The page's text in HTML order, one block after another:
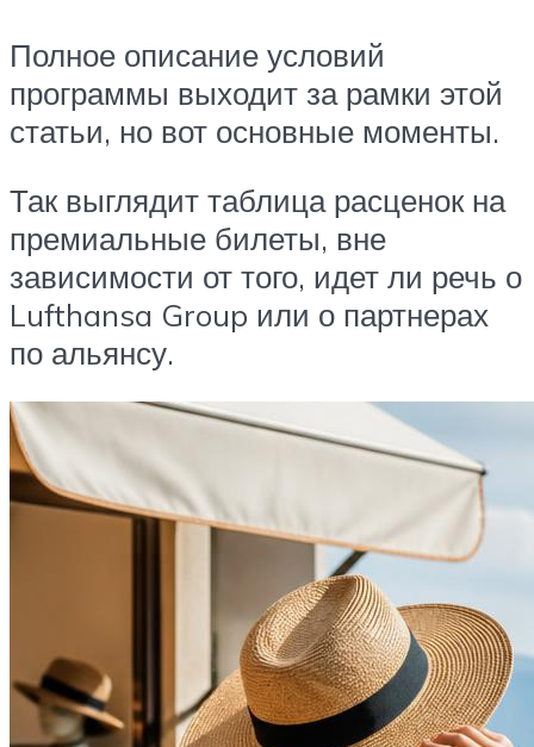
Полное описание условий
программы выходит за рамки этой
статьи, но вот основные моменты.
Так выглядит таблица расценок на
премиальные билеты, вне
зависимости от того, идет ли речь о
Lufthansa Group или о партнерах
по альянсу.